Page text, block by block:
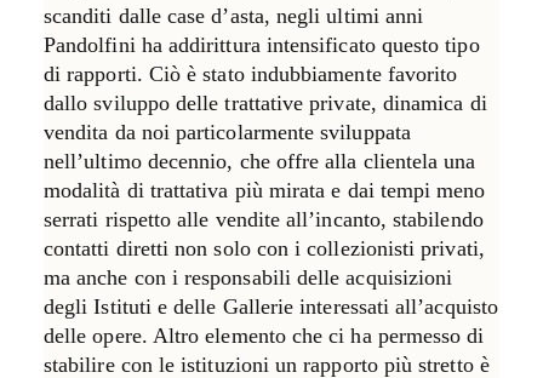
scanditi dalle case d’asta, negli ultimi anni
Pandolfini ha addirittura intensificato questo tipo
di rapporti. Ciò è stato indubbiamente favorito
dallo sviluppo delle trattative private, dinamica di
vendita da noi particolarmente sviluppata
nell’ultimo decennio, che offre alla clientela una
modalità di trattativa più mirata e dai tempi meno
serrati rispetto alle vendite all’incanto, stabilendo
contatti diretti non solo con i collezionisti privati,
ma anche con i responsabili delle acquisizioni
degli Istituti e delle Gallerie interessati all’acquisto
delle opere. Altro elemento che ci ha permesso di
stabilire con le istituzioni un rapporto più stretto è